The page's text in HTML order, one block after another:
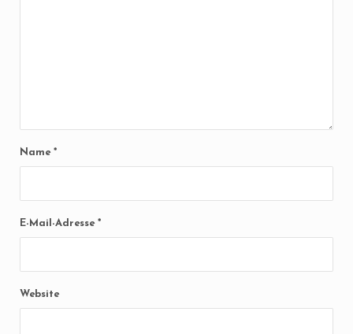
Name *
E-Mail-Adresse *
Website